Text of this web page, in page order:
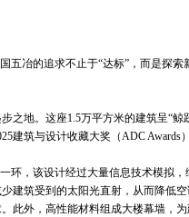
五冶的追求不止于“达标”，而是探
之地。这座1.5万平方米的建筑呈“
建筑与设计收藏大奖（ADC Awards
环，该设计经过大量信息技术模拟
建筑受到的太阳光直射，从而降低
此外，高性能材料组成大楼幕墙，